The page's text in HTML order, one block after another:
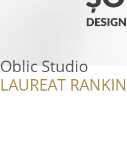
Oblic Studio
LAUREAT